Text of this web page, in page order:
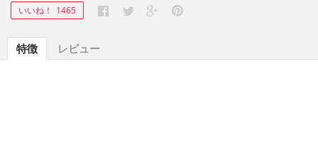
いいね！
1465
特徴 レビュー